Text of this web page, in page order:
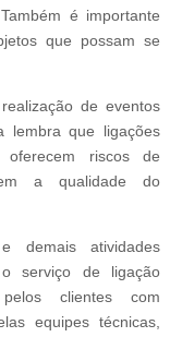
é importante
que possam se
de eventos
lembra que ligações
oferecem riscos de
a qualidade do
demais atividades
o serviço de ligação
clientes com
equipes técnicas,